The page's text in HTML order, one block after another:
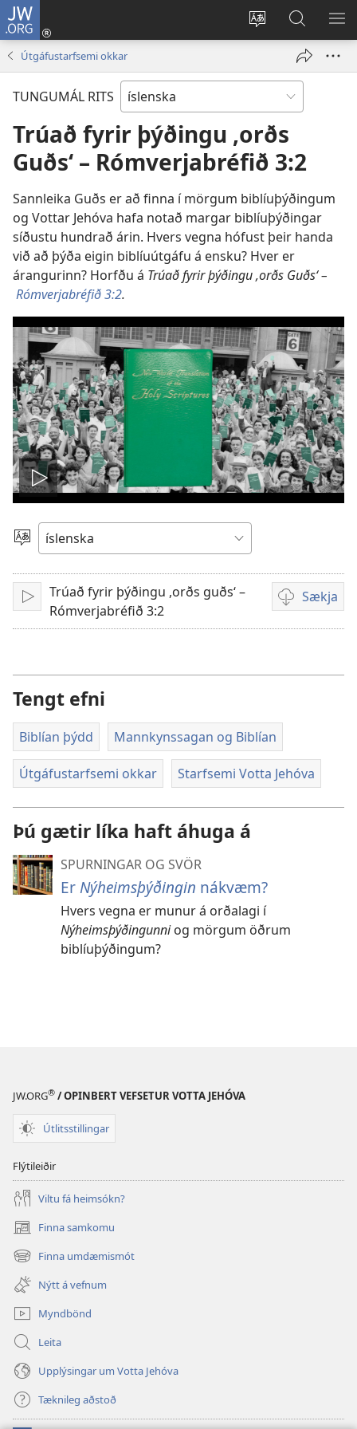
JW.ORG
Tungumál
Innskrá
(opnast
glugga)
Leit
á
JW.ORG
Útgáfustarfsemi okkar
TUNGUMÁL RITS
Trúað fyrir þýðingu ,orðs
Guðs‘ – Rómverjabréfið 3:2
Sannleika Guðs er að finna í mörgum biblíuþýðingum
og Vottar Jehóva hafa notað margar biblíuþýðingar
síðustu hundrað árin. Hvers vegna hófust þeir handa
við að þýða eigin biblíuútgáfu á ensku? Hver er
árangurinn? Horfðu á Trúað fyrir þýðingu ,orðs Guðs‘ –
Rómverjabréfið 3:2.
Spila
myndband
Veldu
tungumál
Spila
Trúað fyrir þýðingu ,orðs guðs‘ –
Rómverjabréfið 3:2
Sækja
Möguleikar
til
Tengt efni
Biblían þýdd Mannkynssagan og Biblían
Útgáfustarfsemi okkar Starfsemi Votta Jehóva
Þú gætir líka haft áhuga á
SPURNINGAR OG SVÖR
ErNýheimsþýðingin nákvæm?
Hvers vegna er munur á orðalagi í
Nýheimsþýðingunniog mörgum öðrum
biblíuþýðingum?
JW.ORG® / OPINBERT VEFSETUR VOTTA JEHÓVA
Útlitsstillingar
Flýtileiðir
Viltu fá heimsókn?
Finna samkomu
(opnast
í
nýjum
glugga)
Finna umdæmismót
(opnast
nýjum
glugga)
Nýtt á vefnum
Myndbönd
Leita
Upplýsingar um Votta Jehóva
Tæknileg aðstoð